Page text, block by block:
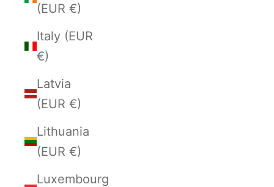
(EUR €)
Italy (EUR
€)
Latvia
(EUR €)
Lithuania
(EUR €)
Luxembourg